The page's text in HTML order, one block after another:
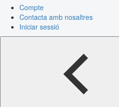
Compte
Contacta amb nosaltres
Iniciar sessió